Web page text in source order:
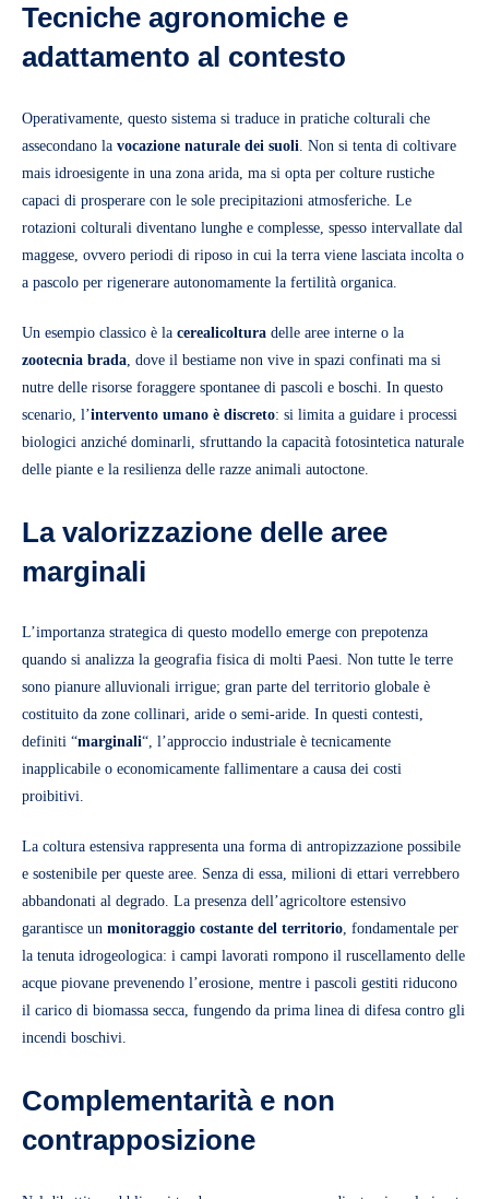
Tecniche agronomiche e
adattamento al contesto
Operativamente, questo sistema si traduce in pratiche colturali che
assecondano la vocazione naturale dei suoli . Non si tenta di coltivare
mais idroesigente in una zona arida, ma si opta per colture rustiche
capaci di prosperare con le sole precipitazioni atmosferiche. Le
rotazioni colturali diventano lunghe e complesse, spesso intervallate dal
maggese, ovvero periodi di riposo in cui la terra viene lasciata incolta o
a pascolo per rigenerare autonomamente la fertilità organica.
Un esempio classico è la cerealicoltura delle aree interne o la
zootecnia brada , dove il bestiame non vive in spazi confinati ma si
nutre delle risorse foraggere spontanee di pascoli e boschi. In questo
scenario, l’intervento umano è discreto: si limita a guidare i processi
biologici anziché dominarli, sfruttando la capacità fotosintetica naturale
delle piante e la resilienza delle razze animali autoctone.
La valorizzazione delle aree
marginali
L’importanza strategica di questo modello emerge con prepotenza
quando si analizza la geografia fisica di molti Paesi. Non tutte le terre
sono pianure alluvionali irrigue; gran parte del territorio globale è
costituito da zone collinari, aride o semi-aride. In questi contesti,
definiti “marginali“, l’approccio industriale è tecnicamente
inapplicabile o economicamente fallimentare a causa dei costi
proibitivi.
La coltura estensiva rappresenta una forma di antropizzazione possibile
e sostenibile per queste aree. Senza di essa, milioni di ettari verrebbero
abbandonati al degrado. La presenza dell’agricoltore estensivo
garantisce un monitoraggio costante del territorio, fondamentale per
la tenuta idrogeologica: i campi lavorati rompono il ruscellamento delle
acque piovane prevenendo l’erosione, mentre i pascoli gestiti riducono
il carico di biomassa secca, fungendo da prima linea di difesa contro gli
incendi boschivi.
Complementarità e non
contrapposizione